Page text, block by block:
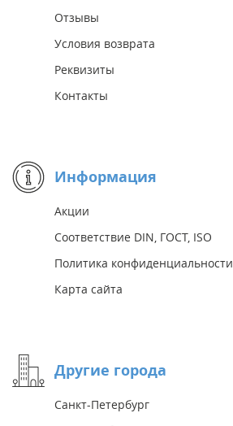
Отзывы
Условия возврата
Реквизиты
Контакты
Информация
Акции
Соответствие DIN, ГОСТ, ISO
Политика конфиденциальности
Карта сайта
Другие города
Санкт-Петербург